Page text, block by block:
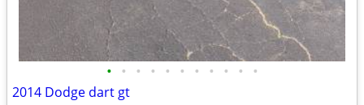
• • • • • • • • • • •
2014 Dodge dart gt